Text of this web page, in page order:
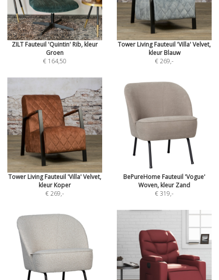
ZILT Fauteuil 'Quintin' Rib, kleur
Groen
€ 164,50
Tower Living Fauteuil 'Villa' Velvet,
kleur Blauw
€ 269,-
Tower Living Fauteuil 'Villa' Velvet,
kleur Koper
€ 269,-
BePureHome Fauteuil 'Vogue'
Woven, kleur Zand
€ 319,-